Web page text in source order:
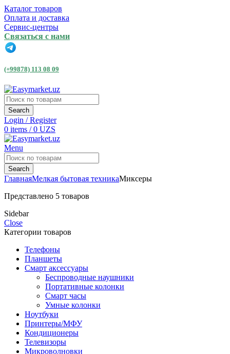
Каталог товаров
Оплата и доставка
Сервис-центры
Связаться с нами
(+99878) 113 08 09
Search
Login / Register
0 items / 0 UZS
Menu
Search
ГлавнаяМелкая бытовая техникаМиксеры
Представлено 5 товаров
Sidebar
Close
Категории товаров
Телефоны
Планшеты
Смарт аксессуары
Беспроводные наушники
Портативные колонки
Смарт часы
Умные колонки
Ноутбуки
Принтеры/МФУ
Кондиционеры
Телевизоры
Микроволновки